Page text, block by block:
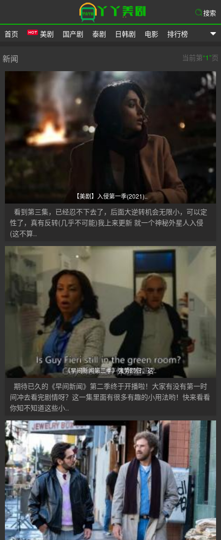
首页 美剧 国产剧 泰剧 日韩剧 电影 排行榜
搜索
新闻 当前第“1”页
【美剧】入侵第一季(2021)..
看到第三集，已经忍不下去了，后面大逆转机会无限小，可以定
性了，真有反转(几乎不可能)我上来更新 就一个神秘外星人入侵
(这不算..
《早间新闻第二季》强势回归，这..
期待已久的《早间新闻》第二季终于开播啦！大家有没有第一时
间冲去看完剧情呀？这一集里面有很多有趣的小用法哟！快来看看
你知不知道这些小..